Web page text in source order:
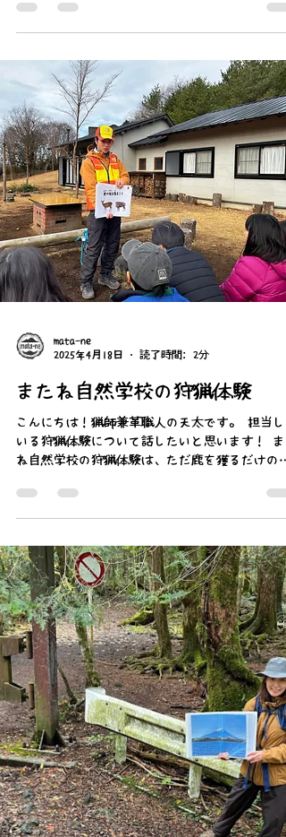
しております✨
mata-ne
2025年4月18日
読了時間: 2分
またね自然学校の狩猟体験
こんにちは！猟師兼革職人の天太です。 担当し
いる狩猟体験について話したいと思います！ ま
ね自然学校の狩猟体験は、ただ鹿を獲るだけのも
うこと？」 そんな問いを、一緒に考えていく時
でもあります。...